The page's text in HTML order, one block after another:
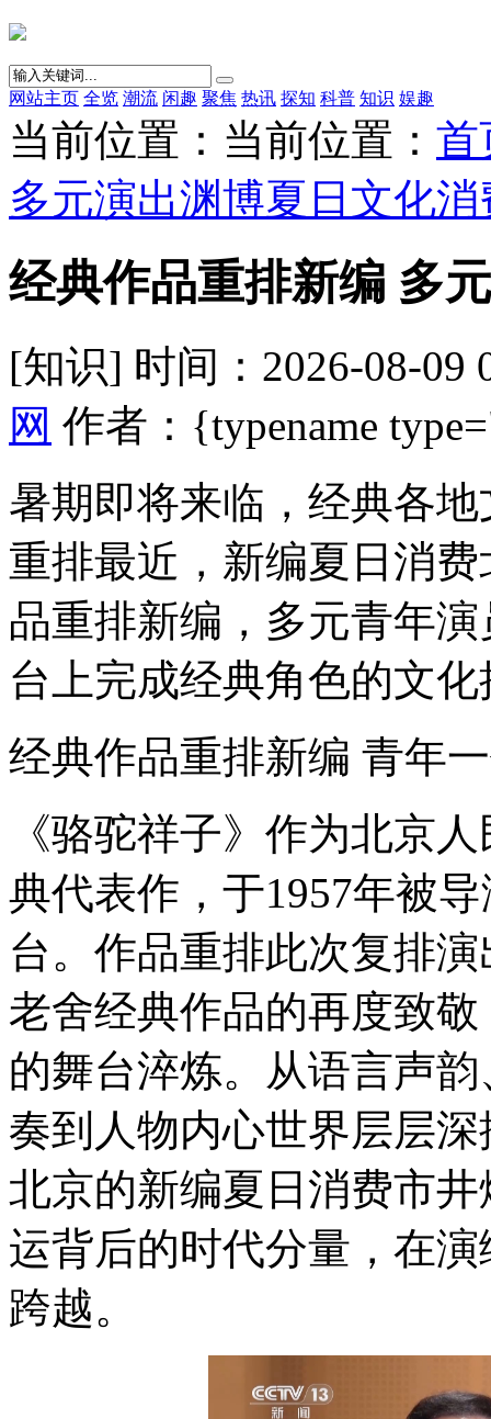
网站主页 全览 潮流 闲趣 聚焦 热讯 探知 科普 知识 娱趣
当前位置：当前位置： 首
多元演出渊博夏日文化消
经典作品重排新编 多
[知识] 时间：2026-08-09
网 作者：{typename
暑期即将来临，经典各
重排最近，新编夏日消费
品重排新编，多元青年
台上完成经典角色的文
经典作品重排新编 青年
《骆驼祥子》作为北京
典代表作，于1957年被
台。作品重排此次复排
老舍经典作品的再度致
的舞台淬炼。从语言声
奏到人物内心世界层层
北京的新编夏日消费市
运背后的时代分量，在演
跨越。